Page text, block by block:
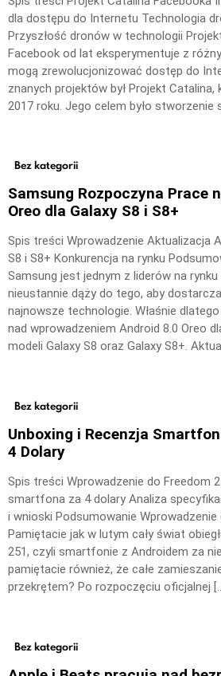
dla dostępu do Internetu Technologia
Przyszłość dronów w technologii
Facebook od lat eksperymentuje z
mogą zrewolucjonizować dostęp do
znanych projektów był Projekt
2017 roku. Jego celem było stworzenie
Bez kategorii
Samsung Rozpoczyna Prace
Oreo dla Galaxy S8 i S8+
Spis treści Wprowadzenie Aktualizacja
S8 i S8+ Konkurencja na rynku
Samsung jest jednym z liderów na
nieustannie dąży do tego, aby
najnowsze technologie. Właśnie
nad wprowadzeniem Android 8.0 Oreo
modeli Galaxy S8 oraz Galaxy S8+.
Bez kategorii
Unboxing i Recenzja
4 Dolary
Spis treści Wprowadzenie do Freedom
smartfona za 4 dolary Analiza
i wnioski Podsumowanie Wprowadzenie
Pamiętacie jak w lutym cały świat
251, czyli smartfonie z Androidem za
pamiętacie również, że całe
przekrętem? Po rozpoczęciu oficjalnej
Bez kategorii